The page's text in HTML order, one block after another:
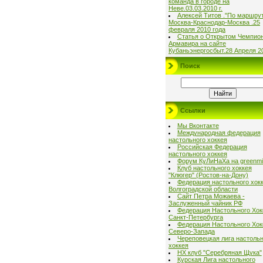
Неве.03.03.2010 г.
Алексей Титов ."По
Москва-Краснодар-Москва .25
февраля 2010 года
Статья о Открытом
Армавира на сайте
Кубаньэнергосбыт.28 Апреля
Поиск
Ссылки
Мы Вконтакте
Международная федерация
настольного хоккея
Российская Федерация
настольного хоккея
Форум КуЛиНаХа на
Клуб настольного хоккея
"Клюгер" (Ростов-на-Дону)
Федерация настольного
Волгоградской области
Сайт Петра Можаева -
Заслуженный чайник РФ
Федерация Настольного
Санкт-Петербурга
Федерация Настольного
Северо-Запада
Череповецкая лига
хоккея
НХ клуб "Серебряная Щука"
Курская Лига настольного